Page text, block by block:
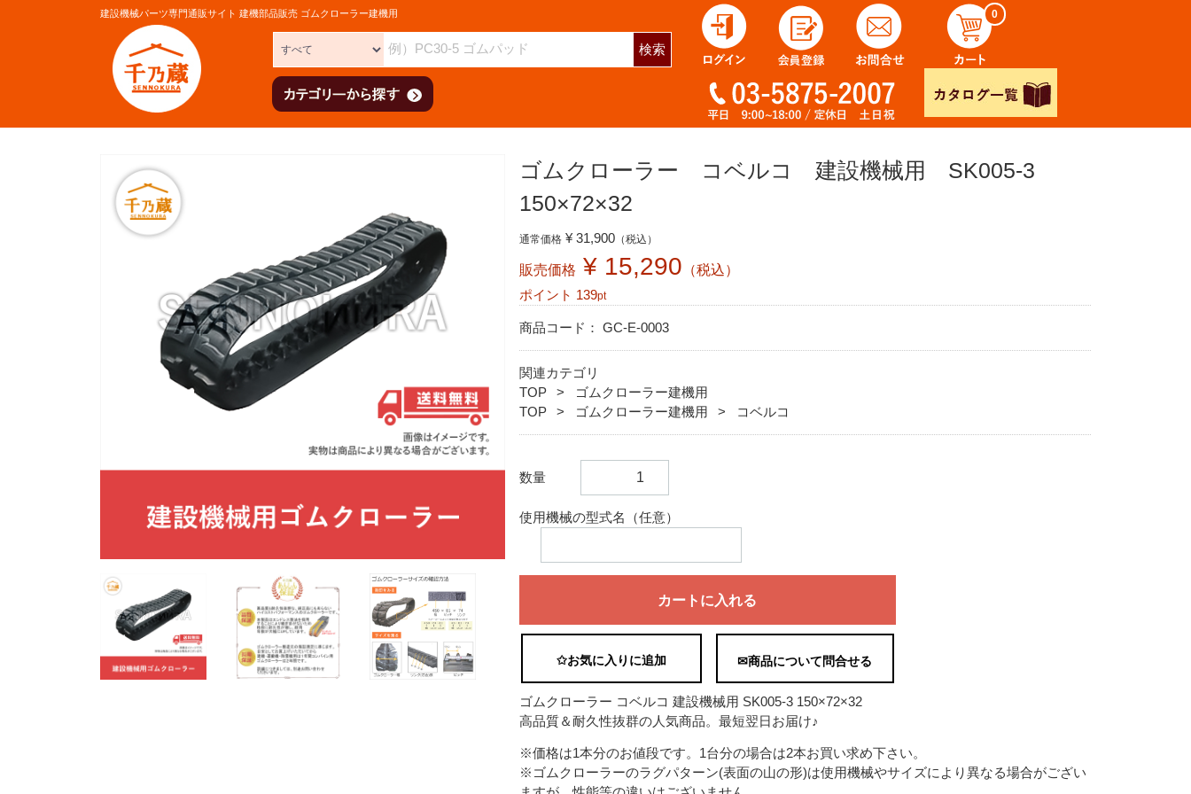
建設機械パーツ専門通販サイト 建機部品販売 ゴムクローラー建機用
検索
0
ゴムクローラー コベルコ 建設機械用 SK005-3
150×72×32
通常価格 ¥ 31,900（税込）
販売価格 ¥ 15,290 （税込）
ポイント 139pt
商品コード： GC-E-0003
関連カテゴリ
TOP
ゴムクローラー建機用
TOP
ゴムクローラー建機用 コベルコ
数量
使用機械の型式名（任意）
カートに入れる
✩お気に入りに追加 ✉商品について問合せる
ゴムクローラー コベルコ 建設機械用 SK005-3 150×72×32
高品質＆耐久性抜群の人気商品。最短翌日お届け♪
※価格は1本分のお値段です。1台分の場合は2本お買い求め下さい。
※ゴムクローラーのラグパターン(表面の山の形)は使用機械やサイズにより異なる場合がござい